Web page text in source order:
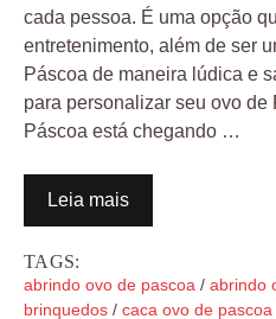
cada pessoa. É uma opção
entretenimento, além de ser
Páscoa de maneira lúdica e
para personalizar seu ovo de
Páscoa está chegando …
Leia mais
TAGS:
abrindo ovo de pascoa / abrindo
brinquedos / caca ovo de pascoa